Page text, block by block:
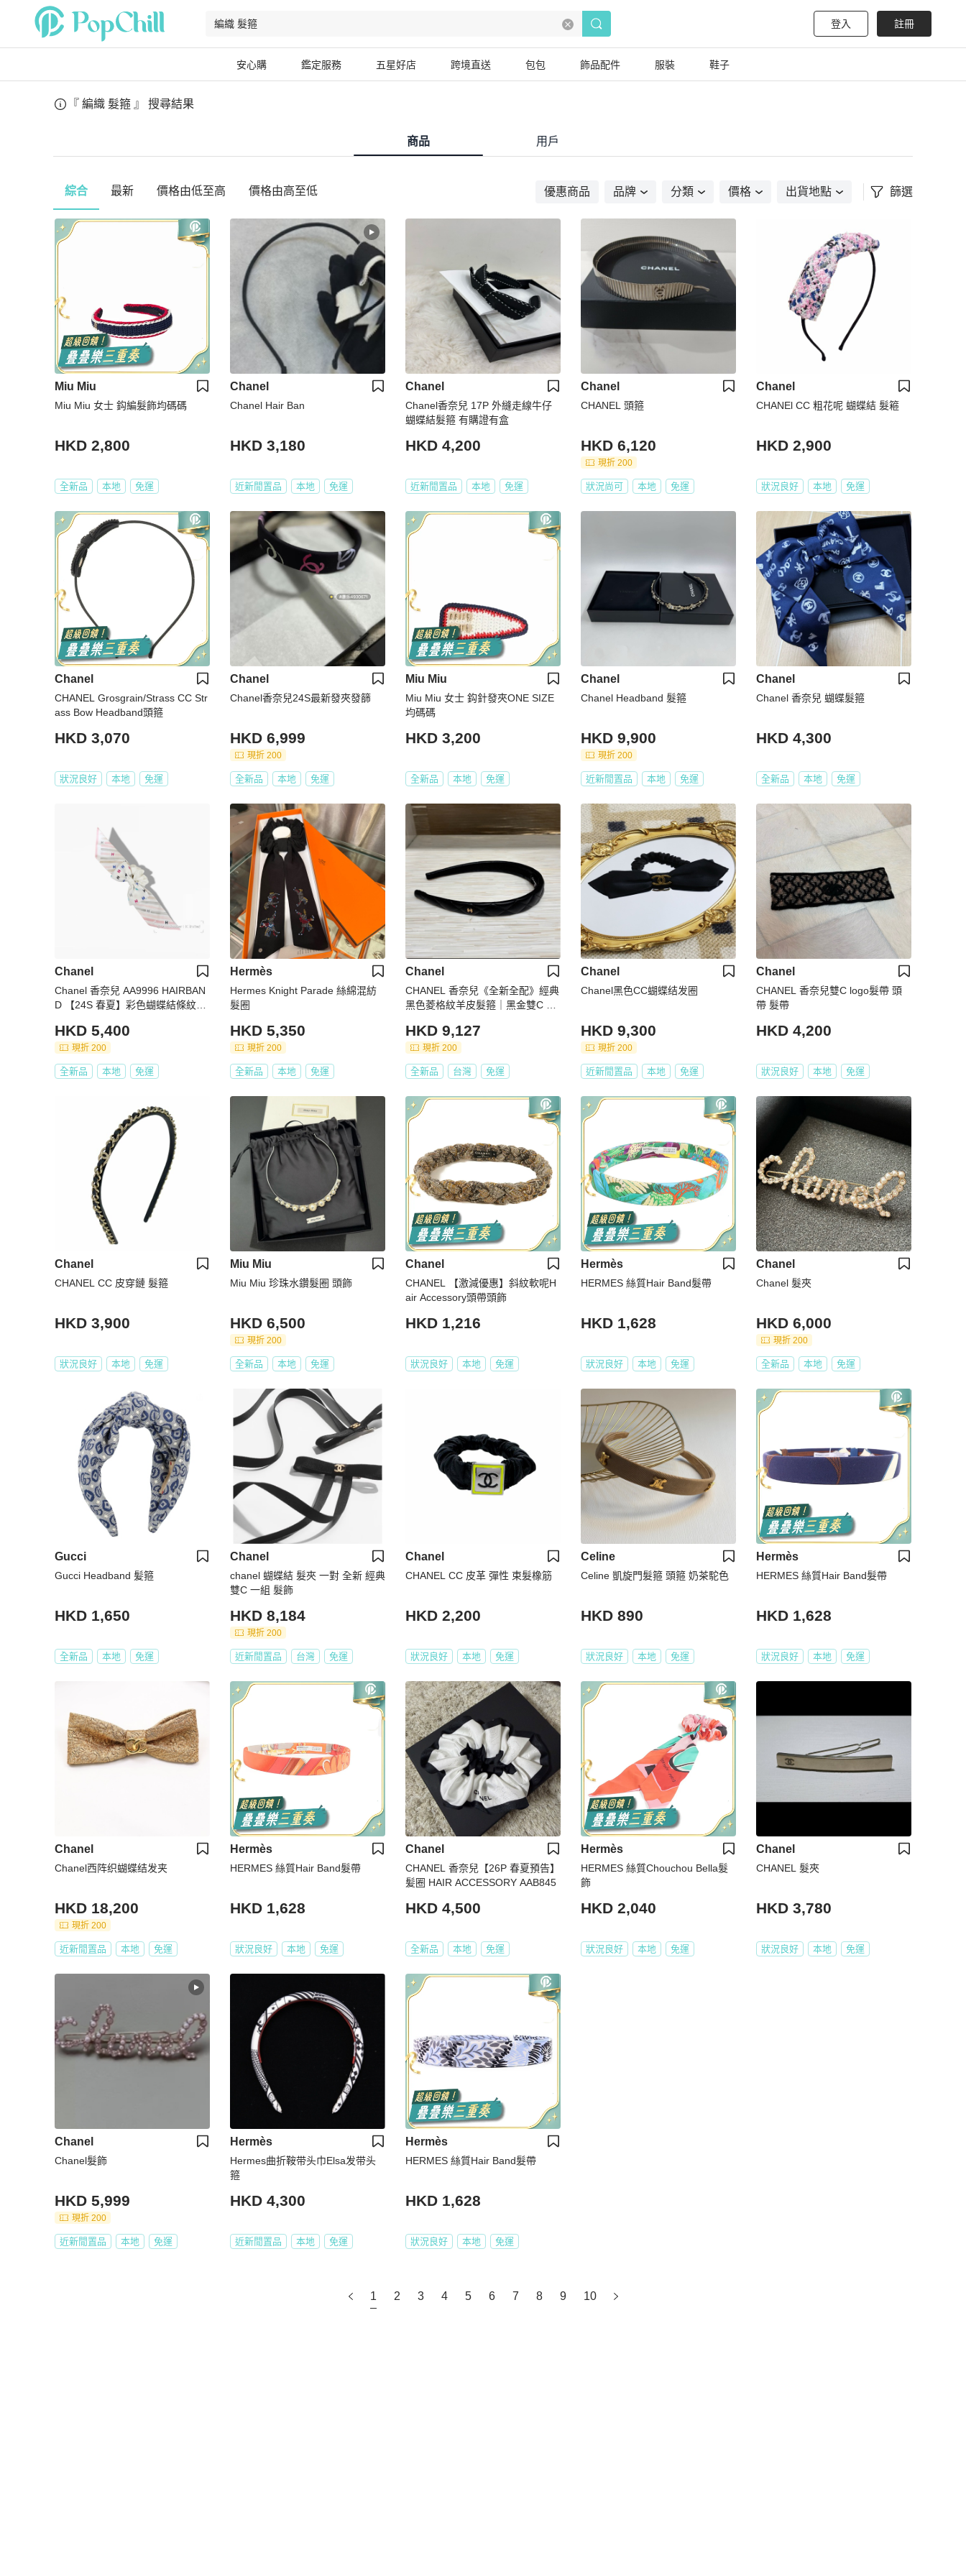
登入 註冊
安心購 鑑定服務 五星好店 跨境直送 包包 飾品配件 服裝 鞋子
『 編織 髮箍 』 搜尋結果
商品 用戶
綜合 最新 價格由低至高 價格由高至低 優惠商品 品牌 分類 價格 出貨地點 篩選
Miu Miu
Miu Miu 女士 鈎編髮飾均碼碼
HKD 2,800
全新品 本地 免運
Chanel
Chanel Hair Ban
HKD 3,180
近新閒置品 本地 免運
Chanel
Chanel香奈兒 17P 外縫走線牛仔
蝴蝶結髮箍 有購證有盒
HKD 4,200
近新閒置品 本地 免運
Chanel
CHANEL 頭箍
HKD 6,120
現折 200
狀況尚可 本地 免運
Chanel
CHANEl CC 粗花呢 蝴蝶結 髮篐
HKD 2,900
狀況良好 本地 免運
Chanel
CHANEL Grosgrain/Strass CC Str
ass Bow Headband頭箍
HKD 3,070
狀況良好 本地 免運
Chanel
Chanel香奈兒24S最新發夾發篩
HKD 6,999
現折 200
全新品 本地 免運
Miu Miu
Miu Miu 女士 鈎針發夾ONE SIZE
均碼碼
HKD 3,200
全新品 本地 免運
Chanel
Chanel Headband 髮箍
HKD 9,900
現折 200
近新閒置品 本地 免運
Chanel
Chanel 香奈兒 蝴蝶髮箍
HKD 4,300
全新品 本地 免運
Chanel
Chanel 香奈兒 AA9996 HAIRBAN
D 【24S 春夏】彩色蝴蝶結條紋絲
HKD 5,400
現折 200
全新品 本地 免運
Hermès
Hermes Knight Parade 絲綿混紡
髮圈
HKD 5,350
現折 200
全新品 本地 免運
Chanel
CHANEL 香奈兒《全新全配》經典
黑色菱格紋羊皮髮箍｜黑金雙C Lo
HKD 9,127
現折 200
全新品 台灣 免運
Chanel
Chanel黑色CC蝴蝶结发圈
HKD 9,300
現折 200
近新閒置品 本地 免運
Chanel
CHANEL 香奈兒雙C logo髮帶 頭
帶 髮帶
HKD 4,200
狀況良好 本地 免運
Chanel
CHANEL CC 皮穿鏈 髮箍
HKD 3,900
狀況良好 本地 免運
Miu Miu
Miu Miu 珍珠水鑽髮圈 頭飾
HKD 6,500
現折 200
全新品 本地 免運
Chanel
CHANEL 【激減優惠】斜紋軟呢H
air Accessory頭帶頭飾
HKD 1,216
狀況良好 本地 免運
Hermès
HERMES 絲質Hair Band髮帶
HKD 1,628
狀況良好 本地 免運
Chanel
Chanel 髮夾
HKD 6,000
現折 200
全新品 本地 免運
Gucci
Gucci Headband 髪箍
HKD 1,650
全新品 本地 免運
Chanel
chanel 蝴蝶結 髮夾 一對 全新 經典
雙C 一組 髮飾
HKD 8,184
現折 200
近新閒置品 台灣 免運
Chanel
CHANEL CC 皮革 彈性 束髮橡筋
HKD 2,200
狀況良好 本地 免運
Celine
Celine 凱旋門髮箍 頭箍 奶茶駝色
HKD 890
狀況良好 本地 免運
Hermès
HERMES 絲質Hair Band髮帶
HKD 1,628
狀況良好 本地 免運
Chanel
Chanel西阵织蝴蝶结发夹
HKD 18,200
現折 200
近新閒置品 本地 免運
Hermès
HERMES 絲質Hair Band髮帶
HKD 1,628
狀況良好 本地 免運
Chanel
CHANEL 香奈兒【26P 春夏預告】
髪圈 HAIR ACCESSORY AAB845
HKD 4,500
全新品 本地 免運
Hermès
HERMES 絲質Chouchou Bella髮
飾
HKD 2,040
狀況良好 本地 免運
Chanel
CHANEL 髮夾
HKD 3,780
狀況良好 本地 免運
Chanel
Chanel髮飾
HKD 5,999
現折 200
近新閒置品 本地 免運
Hermès
Hermes曲折鞍带头巾Elsa发带头
箍
HKD 4,300
近新閒置品 本地 免運
Hermès
HERMES 絲質Hair Band髮帶
HKD 1,628
狀況良好 本地 免運
1 2 3 4 5 6 7 8 9 10